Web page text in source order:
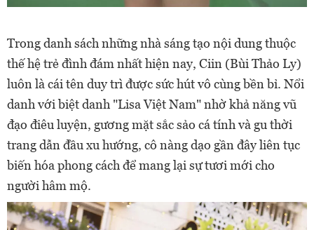
Trong danh sách những nhà sáng tạo nội dung thuộc
thế hệ trẻ đình đám nhất hiện nay, Ciin (Bùi Thảo Ly)
luôn là cái tên duy trì được sức hút vô cùng bền bỉ. Nổi
danh với biệt danh "Lisa Việt Nam" nhờ khả năng vũ
đạo điêu luyện, gương mặt sắc sảo cá tính và gu thời
trang dẫn đầu xu hướng, cô nàng dạo gần đây liên tục
biến hóa phong cách để mang lại sự tươi mới cho
người hâm mộ.